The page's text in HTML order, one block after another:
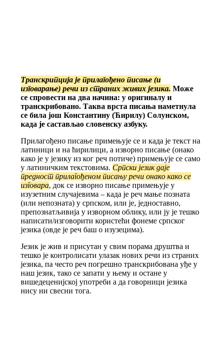
Транскрипција је прилагођено писање (и
изговарање) речи из страних живих језика. Може
се спровести на два начина: у оригиналу и
транскрибовано. Таква врста писања наметнула
се била још Константину (Ћирилу) Солунском,
када је састављао словенску азбуку.
Прилагођено писање примењује се и када је текст на
латиници и на ћирилици, а изворно писање (онако
како је у језику из ког реч потиче) примењује се само
у латиничким текстовима. Српски језик даје
предност прилагођеном писању речи онако како се
изговара, док се изворно писање примењује у
изузетним случајевима – када је реч мање позната
(или непозната) у српском, или је, једноставно,
препознатљивија у изворном облику, или ју је тешко
написати/изговорити користећи фонеме српског
језика (овде је реч баш о изузецима).
Језик је жив и присутан у свим порама друштва и
тешко је контролисати улазак нових речи из страних
језика, па често реч погрешно транскрибована уђе у
наш језик, тако се запати у њему и остане у
вишедеценијској употреби а да говорници језика
нису ни свесни тога.